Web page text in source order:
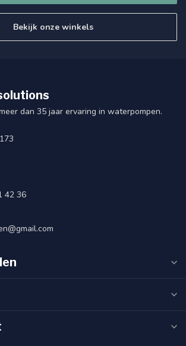
Bekijk onze winkels
dan 35 jaar ervaring in waterpompen.
42 36